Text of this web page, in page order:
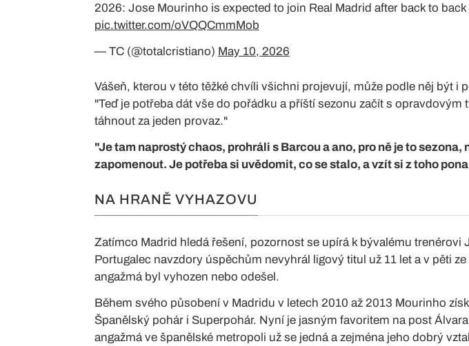
2026: Jose Mourinho is expected to join Real Madrid after back to
pic.twitter.com/oVQQCmmMob
— TC (@totalcristiano) May 10, 2026
Vášeň, kterou v této těžké chvíli všichni projevují, může podle něj být i
"Teď je potřeba dát vše do pořádku a příští sezonu začít s opravdovým
táhnout za jeden provaz."
"Je tam naprostý chaos, prohráli s Barcou a ano, pro ně je to
zapomenout. Je potřeba si uvědomit, co se stalo, a vzít si z toho
NA HRANĚ VYHAZOVU
Zatímco Madrid hledá řešení, pozornost se upírá k bývalému trenérovi
Portugalec navzdory úspěchům nevyhrál ligový titul už 11 let a v pěti
angažmá byl vyhozen nebo odešel.
Během svého působení v Madridu v letech 2010 až 2013 Mourinho
Španělský pohár i Superpohár. Nyní je jasným favoritem na post
angažmá ve španělské metropoli už se jedná a zejména jeho dobrý